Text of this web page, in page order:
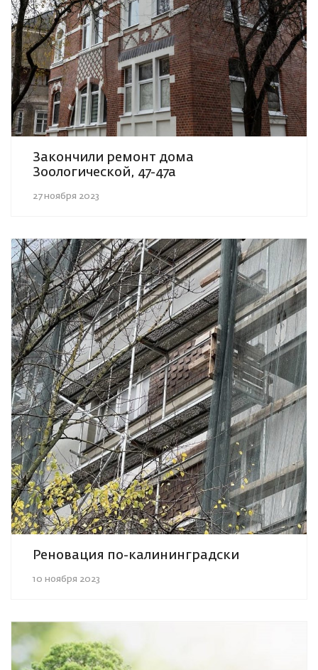
Закончили ремонт дома
Зоологической, 47-47а
27 ноября 2023
Реновация по-калининградски
10 ноября 2023